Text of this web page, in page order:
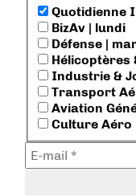
Quotidienne
BizAv | lundi
Défense |
Hélicoptères
Industrie &
Transport
Aviation
Culture Aéro